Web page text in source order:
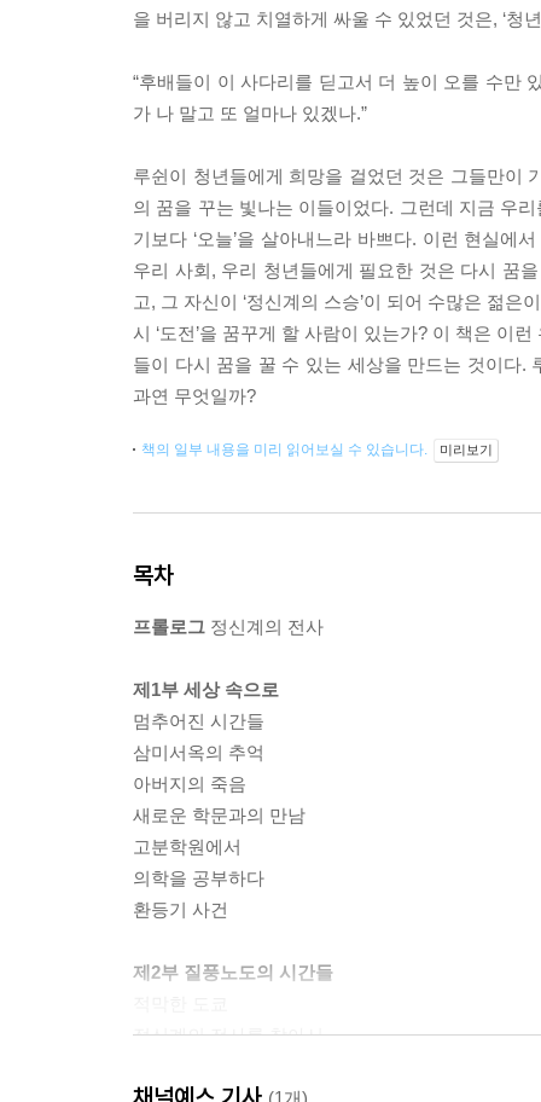
을 버리지 않고 치열하게 싸울 수 있었던 것은, ‘청
“후배들이 이 사다리를 딛고서 더 높이 오를 수만
가 나 말고 또 얼마나 있겠나.”
루쉰이 청년들에게 희망을 걸었던 것은 그들만이
의 꿈을 꾸는 빛나는 이들이었다. 그런데 지금 우
기보다 ‘오늘’을 살아내느라 바쁘다. 이런 현실
우리 사회, 우리 청년들에게 필요한 것은 다시 꿈
고, 그 자신이 ‘정신계의 스승’이 되어 수많은 젊
시 ‘도전’을 꿈꾸게 할 사람이 있는가? 이 책은 이
들이 다시 꿈을 꿀 수 있는 세상을 만드는 것이다.
과연 무엇일까?
책의 일부 내용을 미리 읽어보실 수 있습니다. 미리보기
목차
프롤로그 정신계의 전사
제1부 세상 속으로
멈추어진 시간들
삼미서옥의 추억
아버지의 죽음
새로운 학문과의 만남
고분학원에서
의학을 공부하다
환등기 사건
제2부 질풍노도의 시간들
정신계의 전사를 찾아서